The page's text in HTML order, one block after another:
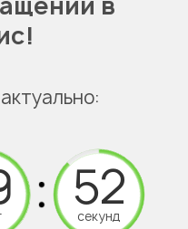
секунд